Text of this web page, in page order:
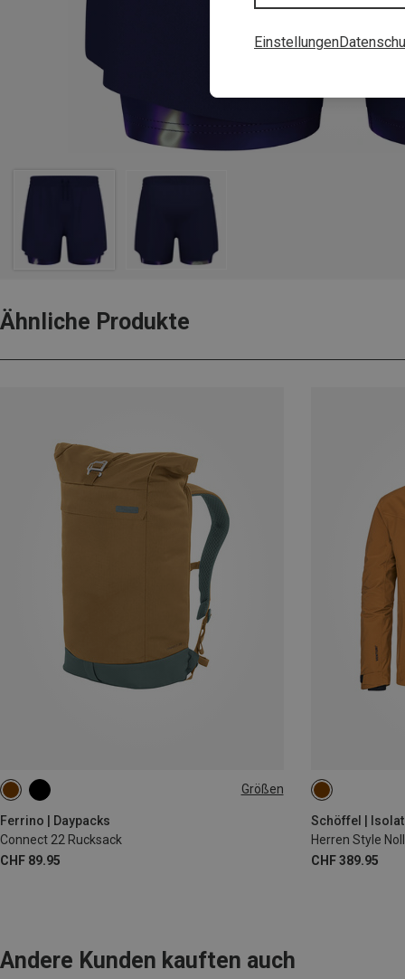
Ähnliche Produkte
Größen
Ferrino | Daypacks
Connect 22 Rucksack
CHF 89.95
22L
Schöffel |
Herren Style
CHF 389.95
4XL
Andere Kunden kauften auch
Einstellungen